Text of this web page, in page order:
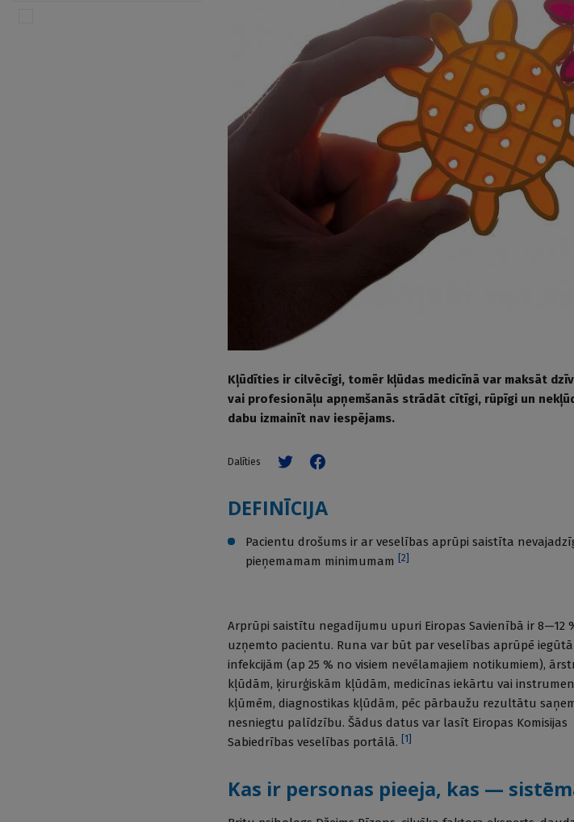
Kļūdīties ir cilvēcīgi, tomēr kļūdas medicīnā var maksāt
vai profesionāļu apņemšanās strādāt cītīgi, rūpīgi un
dabu izmainīt nav iespējams.
Dalīties
DEFINĪCIJA
Pacientu drošums ir ar veselības aprūpi saistīta
pieņemamam minimumam
2
Arprūpi saistītu negadījumu upuri Eiropas Savienībā ir 8—12
uzņemto pacientu. Runa var būt par veselības aprūpē
infekcijām (ap 25 % no visiem nevēlamajiem notikumiem),
kļūdām, ķirurģiskām kļūdām, medicīnas iekārtu vai
kļūmēm, diagnostikas kļūdām, pēc pārbaužu rezultātu
nesniegtu palīdzību. Šādus datus var lasīt Eiropas Komisijas
Sabiedrības veselības portālā.
1
Kas ir personas pieeja, kas —